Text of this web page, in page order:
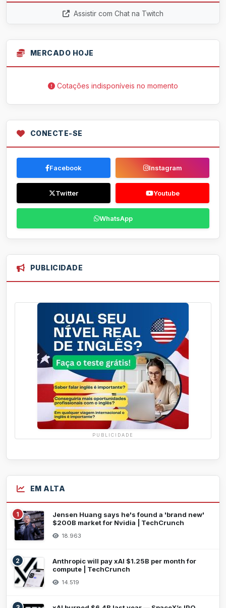
Assistir com Chat na Twitch
MERCADO HOJE
Cotações indisponíveis no momento
CONECTE-SE
Facebook Instagram
Twitter Youtube
WhatsApp
PUBLICIDADE
PUBLICIDADE
EM ALTA
1
Jensen Huang says he's found a 'brand new'
$200B market for Nvidia | TechCrunch
18.963
2
Anthropic will pay xAI $1.25B per month for
compute | TechCrunch
14.519